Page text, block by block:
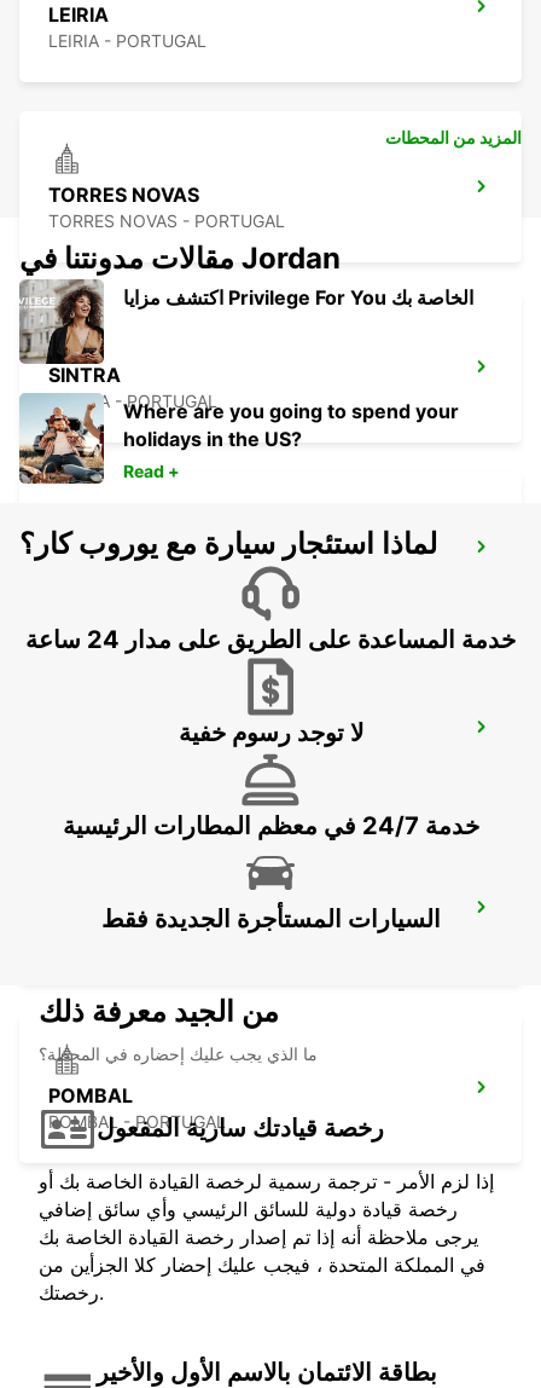
LEIRIA
LEIRIA - PORTUGAL
TORRES NOVAS
TORRES NOVAS - PORTUGAL
SINTRA
SINTRA - PORTUGAL
LISBON PRIOR VELHO SUPERSITE
PRIOR VELHO - PORTUGAL
LISBON AIRPORT IKC *RY*
LISBON GARE DO ORIENTE RRS *RY*
POMBAL
POMBAL - PORTUGAL
المزيد من المحطات
مقالات مدونتنا في Jordan
اكتشف مزايا Privilege For You الخاصة بك
Where are you going to spend your
holidays in the US?
Read +
لماذا استئجار سيارة مع يوروب كار؟
خدمة المساعدة على الطريق على مدار 24 ساعة
لا توجد رسوم خفية
خدمة 24/7 في معظم المطارات الرئيسية
السيارات المستأجرة الجديدة فقط
من الجيد معرفة ذلك
ما الذي يجب عليك إحضاره في المحطة؟
رخصة قيادتك سارية المفعول
إذا لزم الأمر - ترجمة رسمية لرخصة القيادة الخاصة بك أو
رخصة قيادة دولية للسائق الرئيسي وأي سائق إضافي
يرجى ملاحظة أنه إذا تم إصدار رخصة القيادة الخاصة بك
في المملكة المتحدة ، فيجب عليك إحضار كلا الجزأين من
رخصتك.
بطاقة الائتمان بالاسم الأول والأخير